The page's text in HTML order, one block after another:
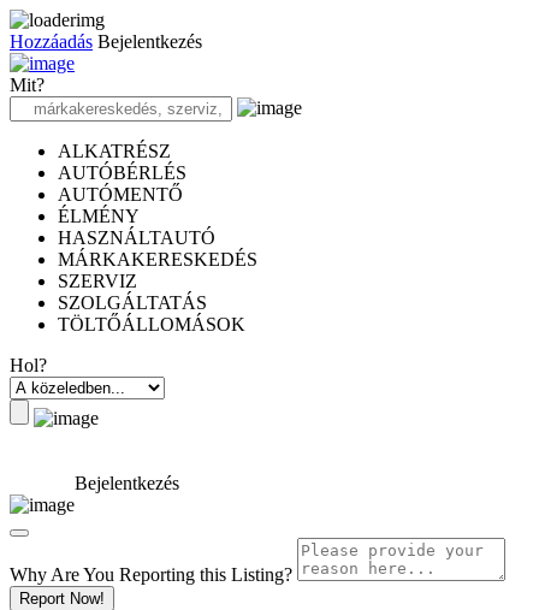
Hozzáadás Bejelentkezés
Mit?
ALKATRÉSZ
AUTÓBÉRLÉS
AUTÓMENTŐ
ÉLMÉNY
HASZNÁLTAUTÓ
MÁRKAKERESKEDÉS
SZERVIZ
SZOLGÁLTATÁS
TÖLTŐÁLLOMÁSOK
Hol?
Bejelentkezés
Why Are You Reporting this Listing?
Report Now!